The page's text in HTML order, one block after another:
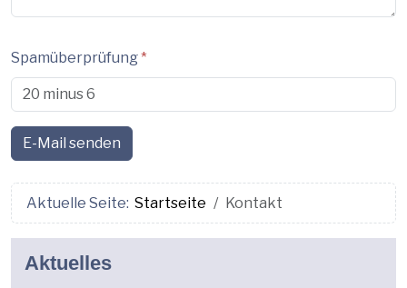
Spamüberprüfung*
E-Mail senden
Aktuelle Seite: Startseite Kontakt
Aktuelles